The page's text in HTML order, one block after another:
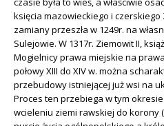
księcia mazowieckiego i
zamiany przeszła w 1249r. na
Sulejowie. W 1317r. Ziemowit II,
Mogielnicy prawa miejskie na
połowy XIII do XIV w. można
przebudowy istniejącej już wsi na
Proces ten przebiega w tym
wcieleniu ziemi rawskiej do korony